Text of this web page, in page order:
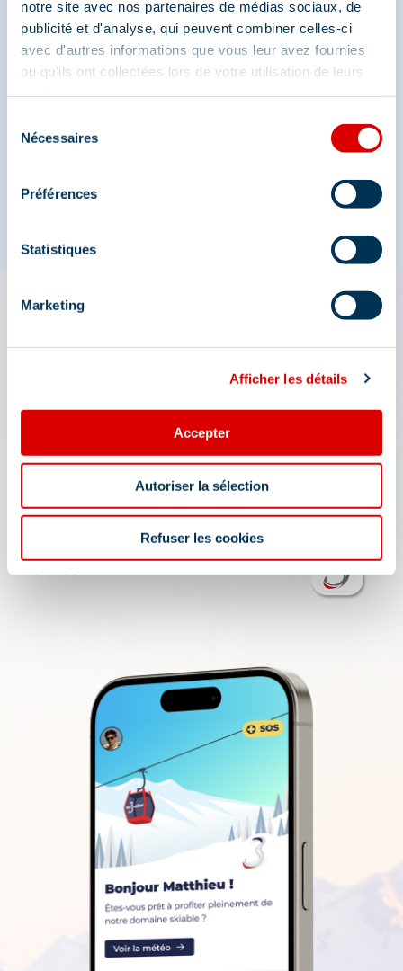
notre site avec nos partenaires de médias sociaux, de
publicité et d'analyse, qui peuvent combiner celles-ci
avec d'autres informations que vous leur avez fournies
ou qu'ils ont collectées lors de votre utilisation de leurs
Nécessaires
Préférences
Statistiques
Marketing
Afficher les détails
Accepter
Autoriser la sélection
Refuser les cookies
Share your moments in
Méribel
And join us on social media
travel assistant
Check out all the live information about the ski
resort: map, events, activities, restaurants,
shuttles, and car park....
opening conditions, weather forecast,
webcams, and ski passes....